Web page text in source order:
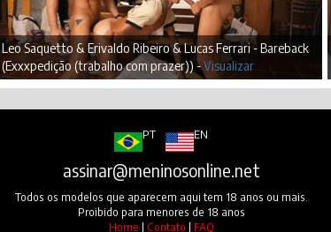
Leo Saquetto & Erivaldo Ribeiro & Lucas Ferrari - Bareback
(Exxxpedição (trabalho com prazer)) -Visualizar
PT EN
assinar@meninosonline.net
Todos os modelos que aparecem aqui tem 18 anos ou mais.
Proibido para menores de 18 anos
Home | Contato | FAQ